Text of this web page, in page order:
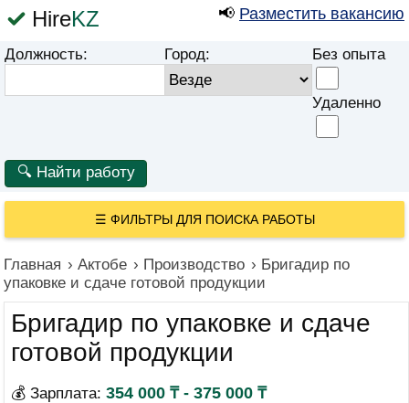
HireKZ 📢 Разместить вакансию
Должность: Город: Без опыта
Удаленно
☰ ФИЛЬТРЫ ДЛЯ ПОИСКА РАБОТЫ
Главная › Актобе › Производство › Бригадир по
упаковке и сдаче готовой продукции
Бригадир по упаковке и сдаче
готовой продукции
💰 Зарплата: 354 000 ₸ - 375 000 ₸